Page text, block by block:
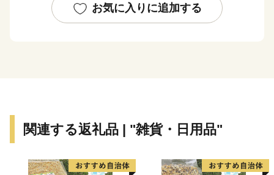
よって始められた、日本で最初の磁器で、2016年に創
業400年を迎えました。
は、7日間の期間中に100万人以上の お客様が国内外か
お気に入りに追加する
関連する返礼品 | "雑貨・日用品"